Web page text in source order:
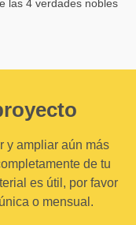
las 4 verdades nobles
y ampliar aún más
de tu
es útil, por favor
o mensual.